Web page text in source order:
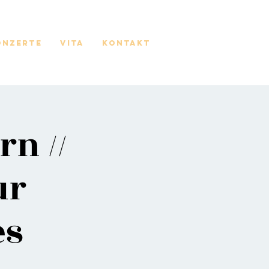
Vita Kontakt
//